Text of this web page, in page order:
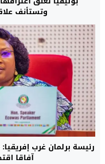
وتستأنف
رئيسة برلمان غرب
آفاقا